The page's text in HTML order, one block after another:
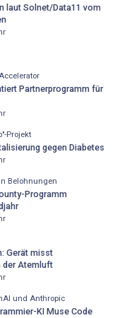
laut Solnet/Data11 vom
Partnerprogramm für
Projekt
gegen Diabetes
Belohnungen
Programm
Gerät misst
der Atemluft
und Anthropic
KI Muse Code